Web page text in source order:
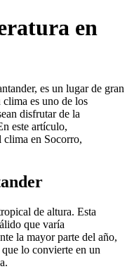
en
es un lugar de gran
es uno de los
disfrutar de la
este artículo,
clima en Socorro,
de altura. Esta
que varía
la mayor parte del año,
lo convierte en un